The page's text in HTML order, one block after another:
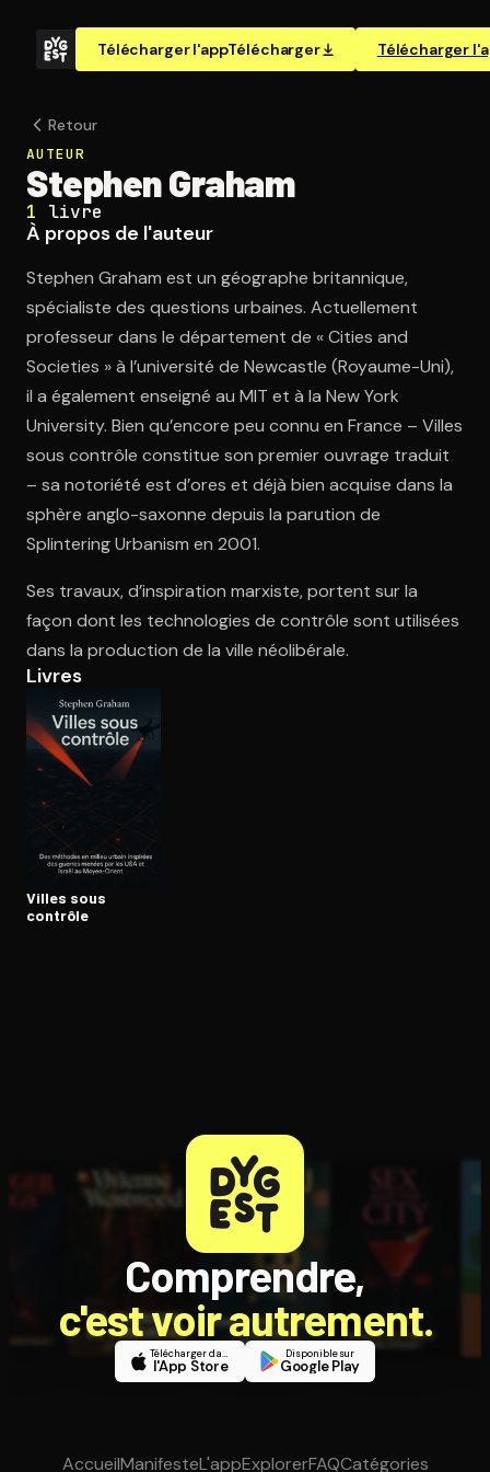
Télécharger l'appTélécharger Télécharger
Retour
AUTEUR
Stephen Graham
1 livre
À propos de l'auteur
Stephen Graham est un géographe britannique,
spécialiste des questions urbaines. Actuellement
professeur dans le département de « Cities and
Societies » à l’université de Newcastle (Royaume-Uni),
il a également enseigné au MIT et à la New York
University. Bien qu’encore peu connu en France – Villes
sous contrôle constitue son premier ouvrage traduit
– sa notoriété est d’ores et déjà bien acquise dans la
sphère anglo-saxonne depuis la parution de
Splintering Urbanism en 2001.
Ses travaux, d’inspiration marxiste, portent sur la
façon dont les technologies de contrôle sont utilisées
dans la production de la ville néolibérale.
Livres
Villes sous
contrôle
Comprendre,
c'est voir autrement.
Télécharger dans
l'App Store
Disponible sur
Google Play
AccueilManifesteL'appExplorerFAQCatégories